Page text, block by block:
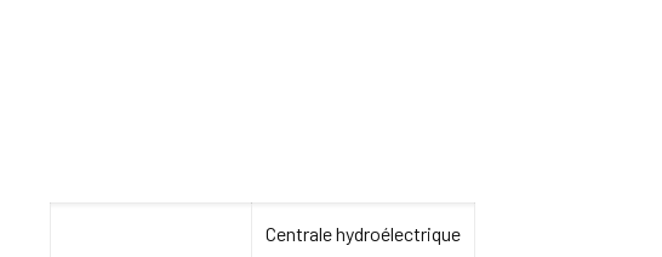
Centrale hydroélectrique